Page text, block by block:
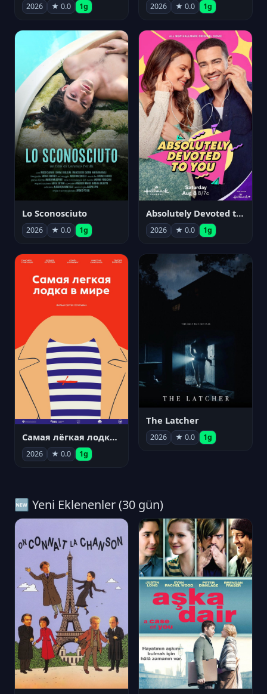
2026 ★ 0.0 1g 2026 ★ 0.0 1g
Lo Sconosciuto
2026 ★ 0.0 1g
Absolutely Devoted to You
2026 ★ 0.0 1g
Самая лёгкая лодка в мире
2026 ★ 0.0 1g
The Latcher
2026 ★ 0.0 1g
🆕 Yeni Eklenenler (30 gün)